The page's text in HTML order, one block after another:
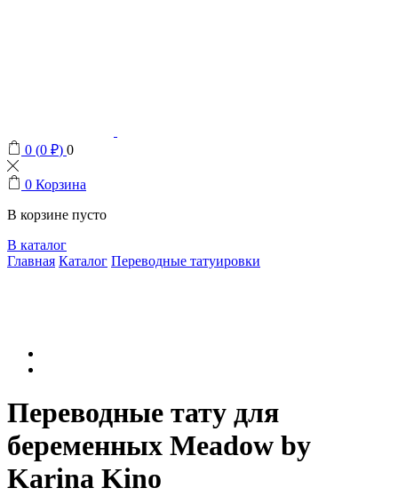
0 (0 ₽) 0
0 Корзина
В корзине пусто
В каталог
Главная Каталог Переводные татуировки
Переводные тату для
беременных Meadow by
Karina Kino